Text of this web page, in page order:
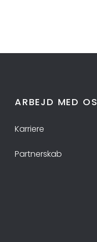
ARBEJD MED OS
Karriere
Partnerskab